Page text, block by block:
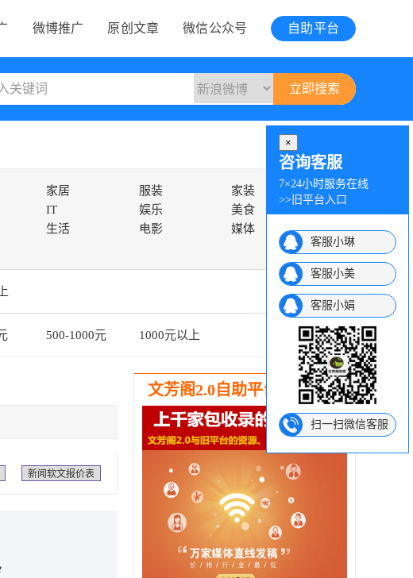
自助平台
微信公众号
原创文章
微博推广
×
咨询客服
7×24小时服务在线
>> 旧平台入口
客服小琳
客服小美
客服小娟
扫一扫微信客服
家居 服装
家装
IT 娱乐
美食
生活 电影
媒体
500-1000元 1000元以上
新闻软文报价表
文芳阁2.0自助平台强势推出